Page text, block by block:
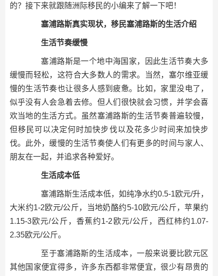
的？接下来就跟随洲际移民的小编来了解一下吧！
塞浦路斯真实现状，移民塞浦路斯的生活介绍
生活节奏缓慢
塞浦路斯是一个地中海国家，因此生活节奏大多
缓慢而轻松，这符合大多数人的需求。当然，塞尔维亚缓
慢的生活节奏也让很多人感到疲惫。比如，家里没电了，
似乎没有人会急着去修。但人们很快就会习惯，并学会喜
欢当地的生活方式。虽然塞浦路斯的生活节奏普遍较慢，
但移民可以决定何时加快步伐以及花多少时间来加快步
伐。此外，缓慢的生活节奏使人们有更多的时间与家人、
朋友在一起，并追求各种爱好。
生活成本低
塞浦路斯生活成本低，如纯净水约0.5-1欧元/升，
大米约1-2欧元/公斤，当地奶酪约5-10欧元/公斤，苹果约
1.15-3欧元/公斤，香蕉约1-2欧元/公斤，西红柿约1.07-
2.35欧元/公斤。
至于塞浦路斯的生活成本，一般来说要比欧元区
其他国家便宜得多，许多东西都非常便宜，很少有昂贵的